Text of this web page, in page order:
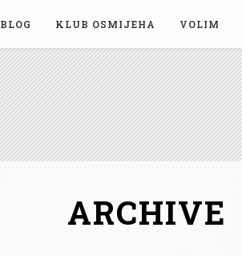
BLOG KLUB OSMIJEHA VOLIM
ARCHIVE